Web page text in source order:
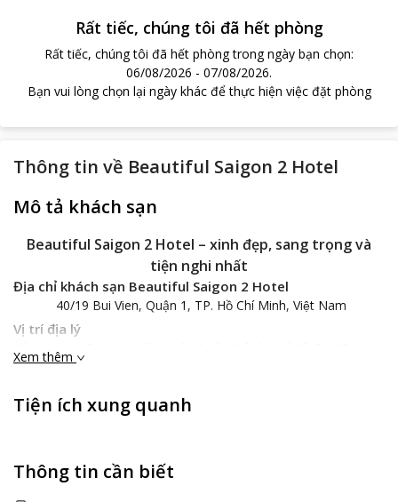
Rất tiếc, chúng tôi đã hết phòng
Rất tiếc, chúng tôi đã hết phòng trong ngày bạn chọn:
06/08/2026 - 07/08/2026.
Bạn vui lòng chọn lại ngày khác để thực hiện việc đặt phòng
Thông tin về Beautiful Saigon 2 Hotel
Mô tả khách sạn
Beautiful Saigon 2 Hotel – xinh đẹp, sang trọng và
tiện nghi nhất
Địa chỉ khách sạn Beautiful Saigon 2 Hotel
40/19 Bui Vien, Quận 1, TP. Hồ Chí Minh, Việt Nam
Vị trí địa lý
Nằm ngay giữa trung tâm quận 1 của thành phố Hồ Chí Minh,
Beautiful Saigon 2 Hotel sẽ là lựa chọn tuyệt vời cho các du
thức những món ăn ngon.
nhiệt chừng 600m, Công viên tao Đàn cũng chỉ cách đó chừng
700m. Và đặc biệt, từ khách sạn để đến Sân bay quốc tế Tân
Xem thêm
Tiện ích xung quanh
Thông tin cần biết